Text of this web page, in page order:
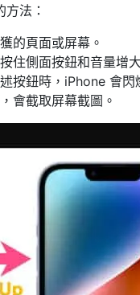
法：
的頁面或屏幕。
住側面按鈕和音量增
按鈕時，iPhone 會
會截取屏幕截圖。